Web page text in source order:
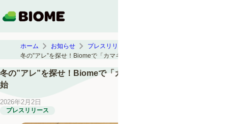
ホーム お知らせ
プレスリリース
冬の”アレ”を探せ！Biomeで「カマキリの卵 大捜索2026」開
始
2026年2月2日
プレスリリース